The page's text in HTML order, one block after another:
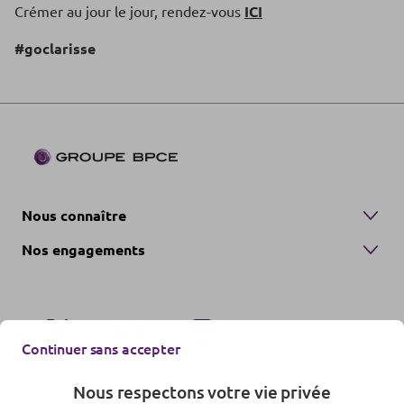
Crémer au jour le jour, rendez-vous ICI
#goclarisse
Nous connaître
Nos engagements
Continuer sans accepter
Nous respectons votre vie privée